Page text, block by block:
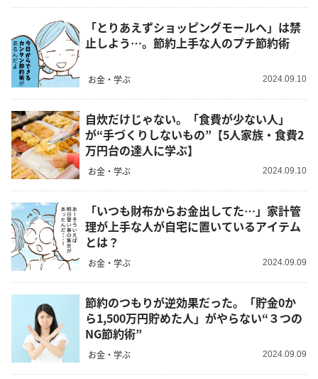
「とりあえずショッピングモールへ」は禁
止しよう…。節約上手な人のプチ節約術
お金・学ぶ 2024.09.10
自炊だけじゃない。「食費が少ない人」
が“手づくりしないもの”【5人家族・食費2
万円台の達人に学ぶ】
お金・学ぶ 2024.09.10
「いつも財布からお金出してた…」家計管
理が上手な人が自宅に置いているアイテム
とは？
お金・学ぶ 2024.09.09
節約のつもりが逆効果だった。「貯金0か
ら1,500万円貯めた人」がやらない“３つの
NG節約術”
お金・学ぶ 2024.09.09